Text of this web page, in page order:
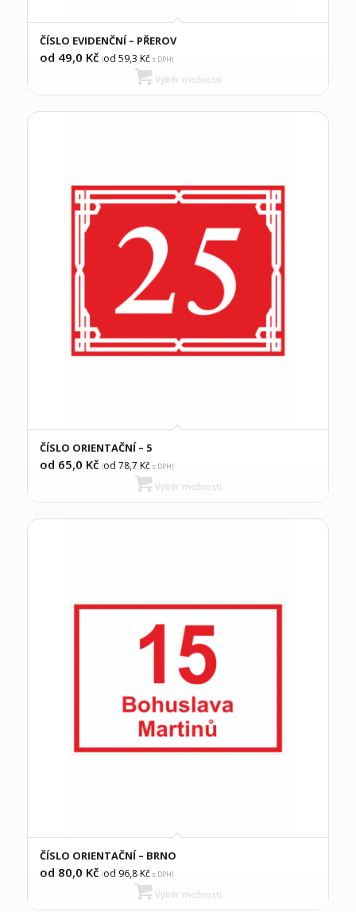
ČÍSLO EVIDENČNÍ – PŘEROV
od 49,0 Kč (od 59,3 Kčs DPH)
Výběr možností
ČÍSLO ORIENTAČNÍ – 5
od 65,0 Kč (od 78,7 Kčs DPH)
Výběr možností
ČÍSLO ORIENTAČNÍ – BRNO
od 80,0 Kč (od 96,8Kčs DPH)
Výběr možností